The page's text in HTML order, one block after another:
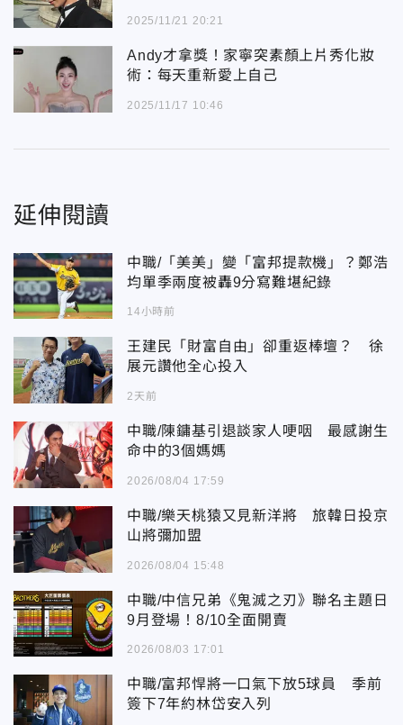
2025/11/21 20:21
Andy才拿獎！家寧突素顏上片秀化妝
術：每天重新愛上自己
2025/11/17 10:46
延伸閱讀
中職/「美美」變「富邦提款機」？鄭浩
均單季兩度被轟9分寫難堪紀錄
14小時前
王建民「財富自由」卻重返棒壇？ 徐
展元讚他全心投入
2天前
中職/陳鏞基引退談家人哽咽 最感謝生
命中的3個媽媽
2026/08/04 17:59
中職/樂天桃猿又見新洋將 旅韓日投京
山將彌加盟
2026/08/04 15:48
中職/中信兄弟《鬼滅之刃》聯名主題日
9月登場！8/10全面開賣
2026/08/03 17:01
中職/富邦悍將一口氣下放5球員 季前
簽下7年約林岱安入列